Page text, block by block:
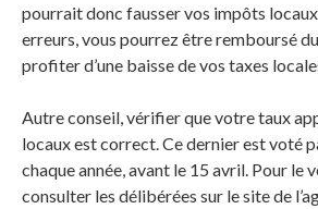
pourrait donc fausser vos impôts
erreurs, vous pourrez être remboursé
profiter d’une baisse de vos taxes
Autre conseil, vérifier que votre taux
locaux est correct. Ce dernier est voté
chaque année, avant le 15 avril. Pour le
consulter les délibérées sur le site de